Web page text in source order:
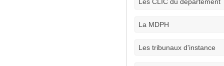
La MDPH
Les tribunaux d'instance